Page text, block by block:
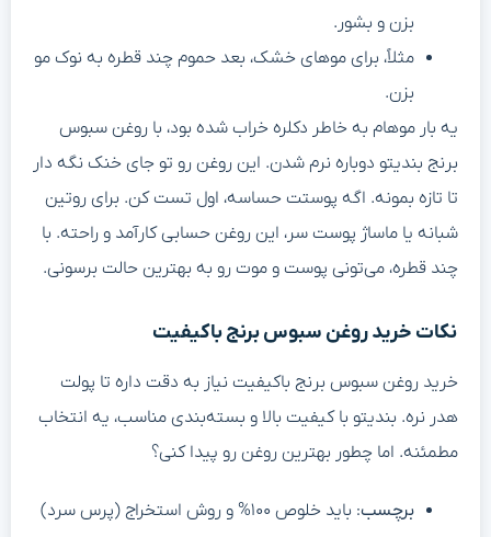
بزن و بشور.
مثلاً، برای موهای خشک، بعد حموم چند قطره به نوک مو
بزن.
یه بار موهام به خاطر دکلره خراب شده بود، با روغن سبوس
برنج بندیتو دوباره نرم شدن. این روغن رو تو جای خنک نگه دار
تا تازه بمونه. اگه پوستت حساسه، اول تست کن. برای روتین
شبانه یا ماساژ پوست سر، این روغن حسابی کارآمد و راحته. با
چند قطره، می‌تونی پوست و موت رو به بهترین حالت برسونی.
نکات خرید روغن سبوس برنج باکیفیت
خرید روغن سبوس برنج باکیفیت نیاز به دقت داره تا پولت
هدر نره. بندیتو با کیفیت بالا و بسته‌بندی مناسب، یه انتخاب
مطمئنه. اما چطور بهترین روغن رو پیدا کنی؟
برچسب
: باید خلوص ۱۰۰% و روش استخراج (پرس سرد)